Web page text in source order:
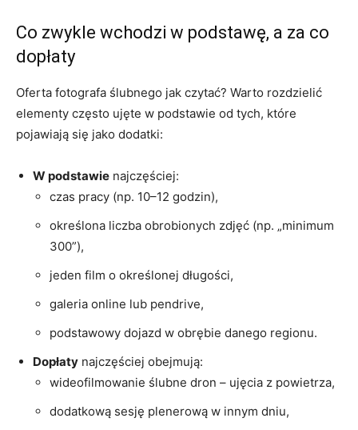
Co zwykle wchodzi w podstawę, a za co
dopłaty
Oferta fotografa ślubnego jak czytać? Warto rozdzielić
elementy często ujęte w podstawie od tych, które
pojawiają się jako dodatki:
W podstawie najczęściej:
czas pracy (np. 10–12 godzin),
określona liczba obrobionych zdjęć (np. „minimum
300”),
jeden film o określonej długości,
galeria online lub pendrive,
podstawowy dojazd w obrębie danego regionu.
Dopłaty najczęściej obejmują:
wideofilmowanie ślubne dron – ujęcia z powietrza,
dodatkową sesję plenerową w innym dniu,